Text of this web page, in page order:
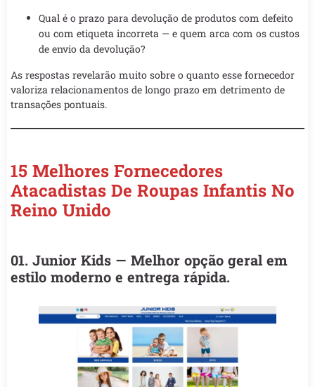
Qual é o prazo para devolução de produtos com defeito
ou com etiqueta incorreta — e quem arca com os custos
de envio da devolução?
As respostas revelarão muito sobre o quanto esse fornecedor
valoriza relacionamentos de longo prazo em detrimento de
transações pontuais.
15 Melhores Fornecedores
Atacadistas De Roupas Infantis No
Reino Unido
01. Junior Kids — Melhor opção geral em
estilo moderno e entrega rápida.